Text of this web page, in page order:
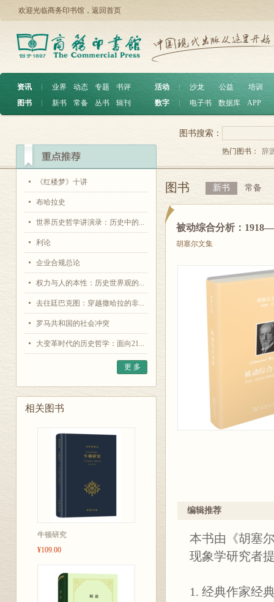
欢迎光临商务印书馆， 返回首页
资讯 ︱ 业界 动态 专题
书评
图书
︱ 新书 常备 丛书 辑刊
活动 沙龙 公益
培训
数字
电子书 数据库 APP
《红楼梦》十讲
布哈拉史
世界历史哲学讲演录：历史中的...
利论
企业合规总论
权力与人的本性：历史世界观的...
去往廷巴克图：穿越撒哈拉的非...
罗马共和国的社会冲突
大变革时代的历史哲学：面向21...
更 多
相关图书
牛顿研究
¥109.00
图书搜索：
热门图书： 辞
图书 新书 常备
被动综合分析：
胡塞尔文集
编辑推荐
本书由《胡塞
现象学研究者
1. 经典作家经